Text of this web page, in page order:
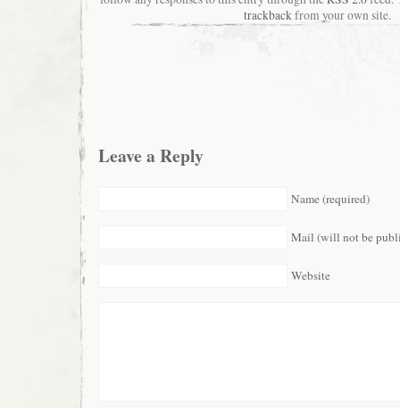
trackbackfrom your own site.
Leave a Reply
Name (required)
Mail (will not be
Website